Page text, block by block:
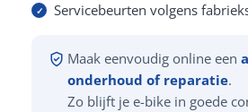
Servicebeurten volgens
Maak eenvoudig online een
onderhoud of reparatie.
Zo blijft je e-bike in goede